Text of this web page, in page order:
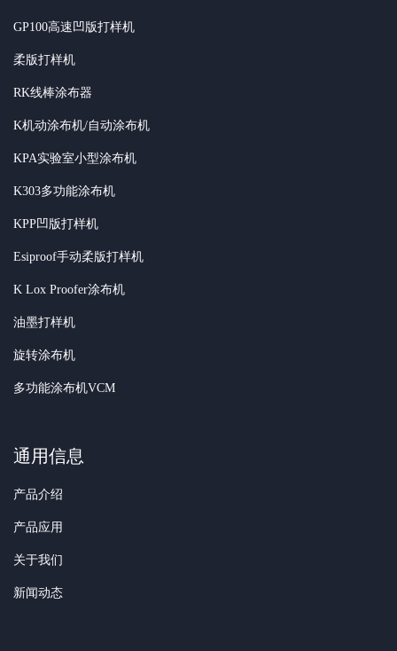
GP100高速凹版打样机
柔版打样机
RK线棒涂布器
K机动涂布机/自动涂布机
KPA实验室小型涂布机
K303多功能涂布机
KPP凹版打样机
Esiproof手动柔版打样机
K Lox Proofer涂布机
油墨打样机
旋转涂布机
多功能涂布机VCM
通用信息
产品介绍
产品应用
关于我们
新闻动态